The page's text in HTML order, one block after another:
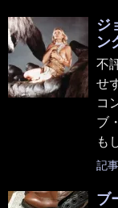
ジ
ン
不
せ
コ
ブ
も
記
ブ